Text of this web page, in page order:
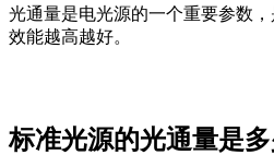
光通量是电光源的一个重要参数
效能越高越好。
标准光源的光通量是